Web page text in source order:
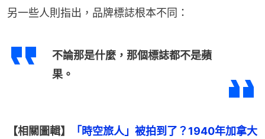
另一些人則指出，品牌標誌根本不同：
不論那是什麼，那個標誌都不是蘋
果。
【相關圖輯】 「時空旅人」被拍到了？1940年加拿大